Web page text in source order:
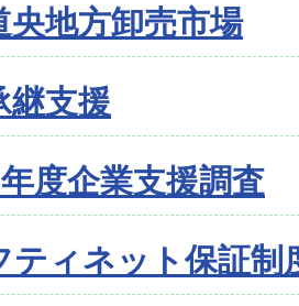
央地方卸売市場
継支援
度企業支援調査
ティネット保証制